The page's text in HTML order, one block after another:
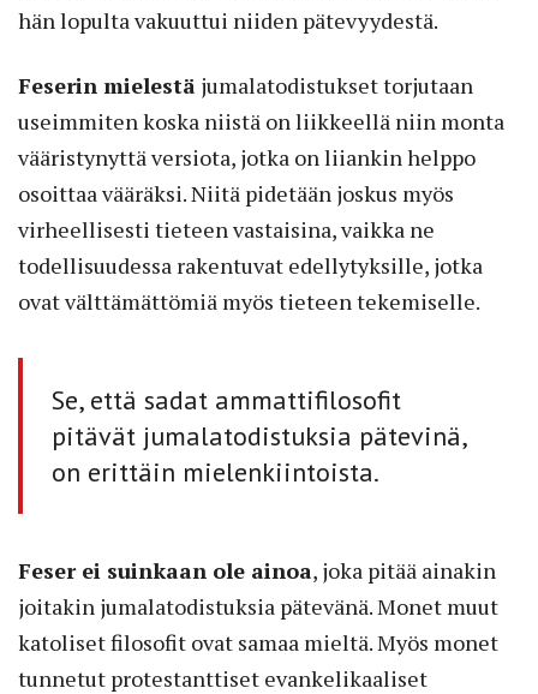
hän lopulta vakuuttui niiden pätevyydestä.
Feserin mielestä jumalatodistukset torjutaan
useimmiten koska niistä on liikkeellä niin monta
vääristynyttä versiota, jotka on liiankin helppo
osoittaa vääräksi. Niitä pidetään joskus myös
virheellisesti tieteen vastaisina, vaikka ne
todellisuudessa rakentuvat edellytyksille, jotka
ovat välttämättömiä myös tieteen tekemiselle.
Se, että sadat ammattifilosofit
pitävät jumalatodistuksia pätevinä,
on erittäin mielenkiintoista.
Feser ei suinkaan ole ainoa, joka pitää ainakin
joitakin jumalatodistuksia pätevänä. Monet muut
katoliset filosofit ovat samaa mieltä. Myös monet
tunnetut protestanttiset evankelikaaliset